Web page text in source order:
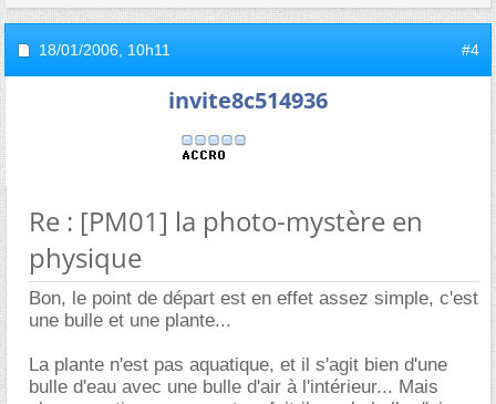
18/01/2006, 10h11 #4
invite8c514936
Re : [PM01] la photo-mystère en
physique
Bon, le point de départ est en effet assez simple, c'est
une bulle et une plante...
La plante n'est pas aquatique, et il s'agit bien d'une
bulle d'eau avec une bulle d'air à l'intérieur... Mais